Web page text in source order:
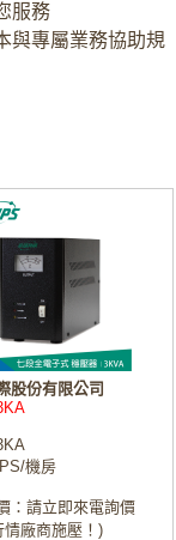
服務
與專屬業務協助規
股份有限公司
機房
：請立即來電詢價
情廠商施壓！)